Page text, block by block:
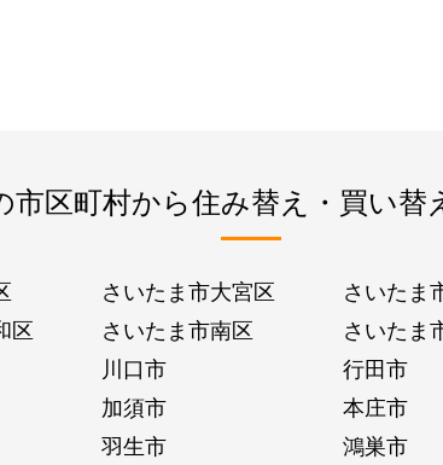
市区町村から住み替え・買い替
さいたま市大宮区 さいたま
区 さいたま市南区 さいたま
川口市 行田市
加須市 本庄市
羽生市 鴻巣市